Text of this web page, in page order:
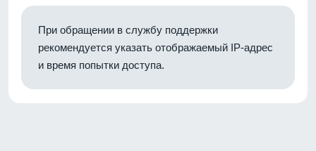
При обращении в службу поддержки
рекомендуется указать отображаемый IP-адрес
и время попытки доступа.